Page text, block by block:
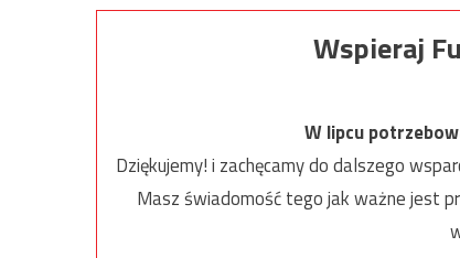
Wspieraj
W lipcu
Dziękujemy! i zachęcamy do dalszego
Masz świadomość tego jak ważne jest